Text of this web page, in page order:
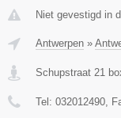
Niet gevestigd in
Antwerpen »
Schupstraat 21
Tel: 032012490,